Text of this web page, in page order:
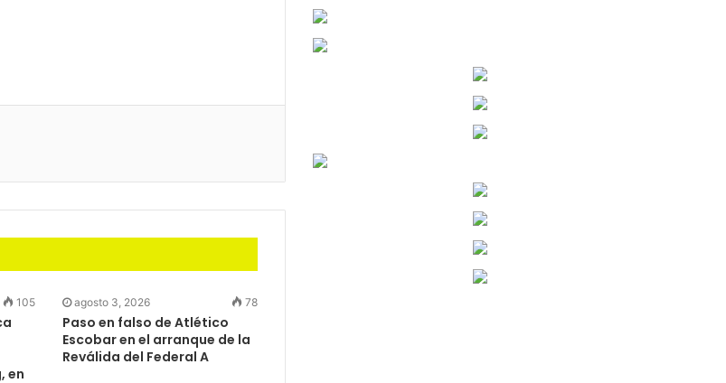
105
en
agosto 3, 2026 78
Paso en falso de Atlético
Escobar en el arranque de la
Reválida del Federal A